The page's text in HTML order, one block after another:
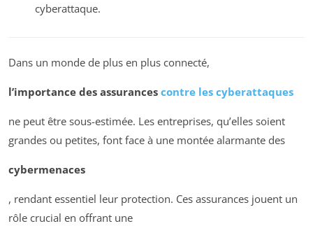
cyberattaque.
Dans un monde de plus en plus connecté,
l’importance des assurances contre les cyberattaques
ne peut être sous-estimée. Les entreprises, qu’elles soient
grandes ou petites, font face à une montée alarmante des
cybermenaces
, rendant essentiel leur protection. Ces assurances jouent un
rôle crucial en offrant une